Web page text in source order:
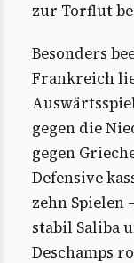
zur Torflut
Besonders
Frankreich
gegen die
gegen
Defensive
zehn
stabil Saliba
Deschamps